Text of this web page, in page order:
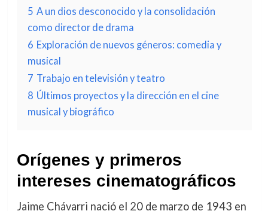
5 A un dios desconocido y la consolidación
como director de drama
6 Exploración de nuevos géneros: comedia y
musical
7 Trabajo en televisión y teatro
8 Últimos proyectos y la dirección en el cine
musical y biográfico
Orígenes y primeros
intereses cinematográficos
Jaime Chávarri nació el 20 de marzo de 1943 en